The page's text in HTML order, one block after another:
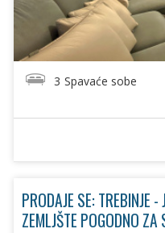
3 Spavaće sobe
PRODAJE SE: TREBINJE
ZEMLJŠTE POGODNO ZA